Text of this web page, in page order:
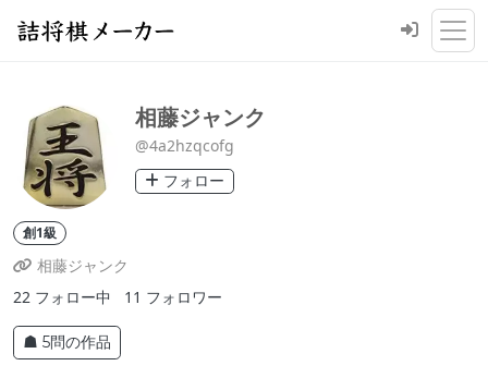
相藤ジャンク
@4a2hzqcofg
フォロー
創1級
相藤ジャンク
22 フォロー中 11 フォロワー
☗ 5問の作品